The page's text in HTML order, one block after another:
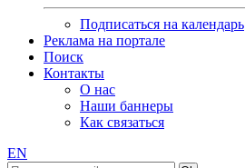
Подписаться на календарь
Реклама на портале
Поиск
Контакты
О нас
Наши баннеры
Как связаться
EN